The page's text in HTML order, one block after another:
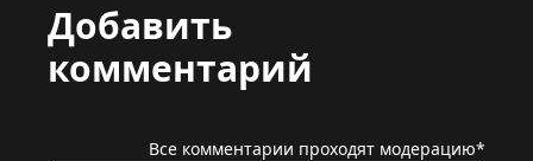
Добавить
комментарий
Все комментарии проходят модерацию*